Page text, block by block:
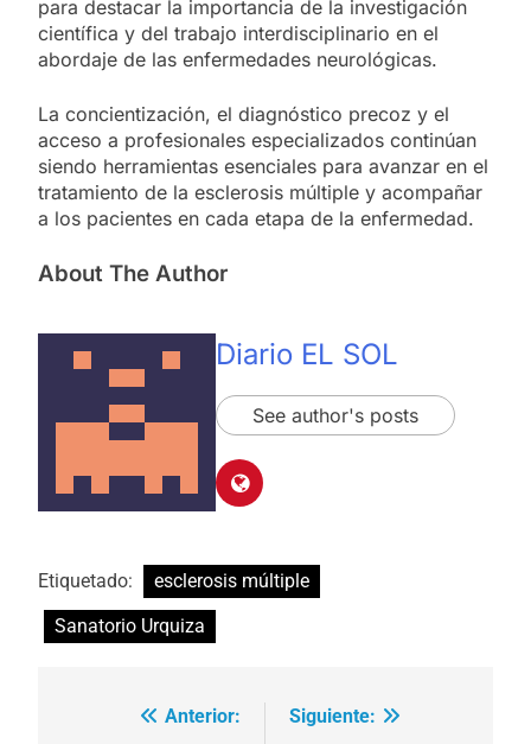
para destacar la importancia de la investigación
científica y del trabajo interdisciplinario en el
abordaje de las enfermedades neurológicas.
La concientización, el diagnóstico precoz y el
acceso a profesionales especializados continúan
siendo herramientas esenciales para avanzar en el
tratamiento de la esclerosis múltiple y acompañar
a los pacientes en cada etapa de la enfermedad.
About The Author
Diario EL SOL
See author's posts
Etiquetado:
esclerosis múltiple
Sanatorio Urquiza
Navegación
Anterior:
Siguiente: